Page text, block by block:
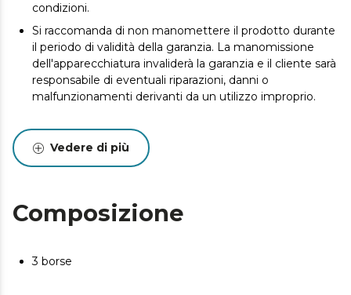
condizioni.
Si raccomanda di non manomettere il prodotto durante
il periodo di validità della garanzia. La manomissione
dell'apparecchiatura invaliderà la garanzia e il cliente sarà
responsabile di eventuali riparazioni, danni o
malfunzionamenti derivanti da un utilizzo improprio.
Vedere di più
Composizione
3 borse